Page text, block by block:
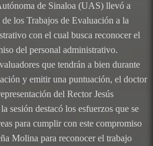
de Sinaloa (UAS) llevó a
los Trabajos de Evaluación a la
con el cual busca reconocer el
del personal administrativo.
que tendrán a bien durante
y emitir una puntuación, el doctor
del Rector Jesús
sesión destacó los esfuerzos que se
para cumplir con este compromiso
Molina para reconocer el trabajo